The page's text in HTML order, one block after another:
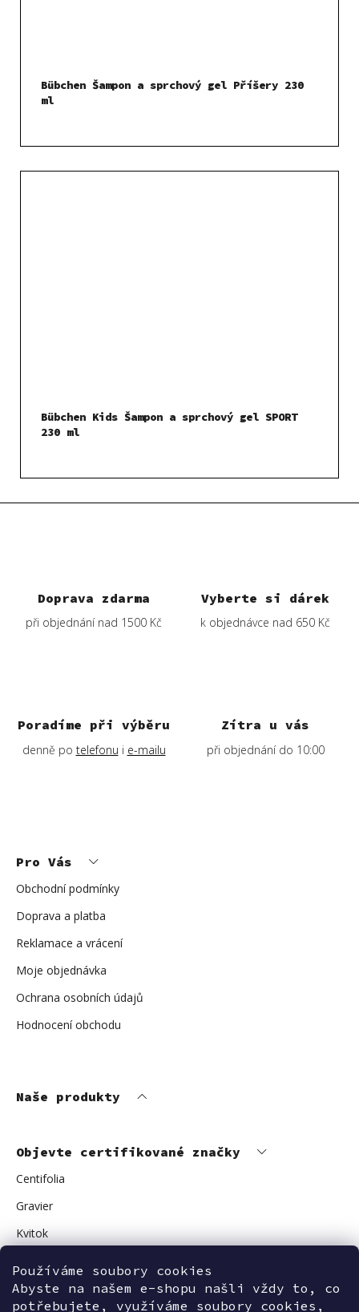
Používáme soubory cookies
Abyste na našem e-shopu našli vždy to, co
potřebujete, využíváme soubory cookies,
Doprava zdarma
při objednání nad 1500 Kč
Vyberte si dárek
k objednávce nad 650 Kč
Poradíme při výběru
denně po telefonu i e-mailu
Zítra u vás
při objednání do 10:00
Bübchen Šampon a sprchový gel Příšery 230
ml
Bübchen Kids Šampon a sprchový gel SPORT
230 ml
Pro Vás
Obchodní podmínky
Doprava a platba
Reklamace a vrácení
Moje objednávka
Ochrana osobních údajů
Hodnocení obchodu
Naše produkty
Objevte certifikované značky
Centifolia
Gravier
Kvitok
Avant Skincare